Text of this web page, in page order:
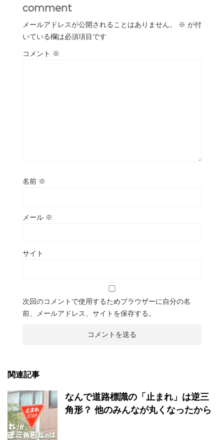
comment
メールアドレスが公開されることはありません。 ※ が付
いている欄は必須項目です
コメント ※
名前 ※
メール ※
サイト
次回のコメントで使用するためブラウザーに自分の名
前、メールアドレス、サイトを保存する。
関連記事
なんで道路標識の「止まれ」は逆三
角形？ 他のみんなが丸くなったから